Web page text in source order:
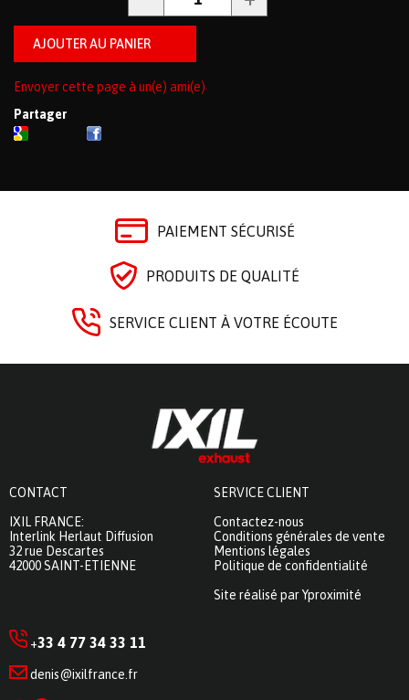
Envoyer cette page à un(e) ami(e)
Partager
PAIEMENT SÉCURISÉ
PRODUITS DE QUALITÉ
SERVICE CLIENT À VOTRE ÉCOUTE
CONTACT
IXIL FRANCE:
Interlink Herlaut Diffusion
32 rue Descartes
42000 SAINT-ETIENNE
SERVICE CLIENT
Contactez-nous
Conditions générales de vente
Mentions légales
Politique de confidentialité
Site réalisé par Yproximité
+33 4 77 34 33 11
denis@ixilfrance.fr